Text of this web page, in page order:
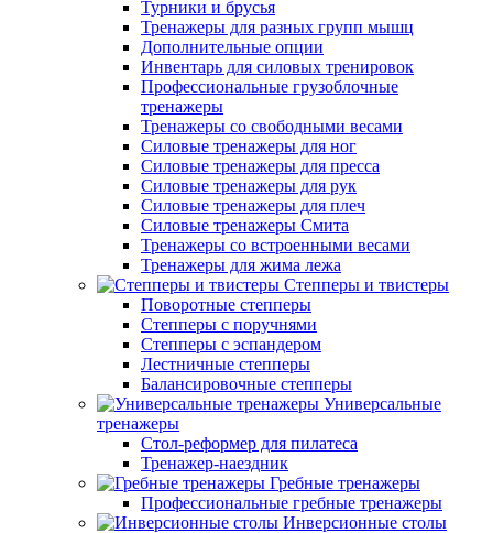
Турники и брусья
Тренажеры для разных групп мышц
Дополнительные опции
Инвентарь для силовых тренировок
Профессиональные грузоблочные
тренажеры
Тренажеры со свободными весами
Силовые тренажеры для ног
Силовые тренажеры для пресса
Силовые тренажеры для рук
Силовые тренажеры для плеч
Силовые тренажеры Смита
Тренажеры со встроенными весами
Тренажеры для жима лежа
Степперы и твистеры
Поворотные степперы
Степперы с поручнями
Степперы с эспандером
Лестничные степперы
Балансировочные степперы
Универсальные
тренажеры
Стол-реформер для пилатеса
Тренажер-наездник
Гребные тренажеры
Профессиональные гребные тренажеры
Инверсионные столы